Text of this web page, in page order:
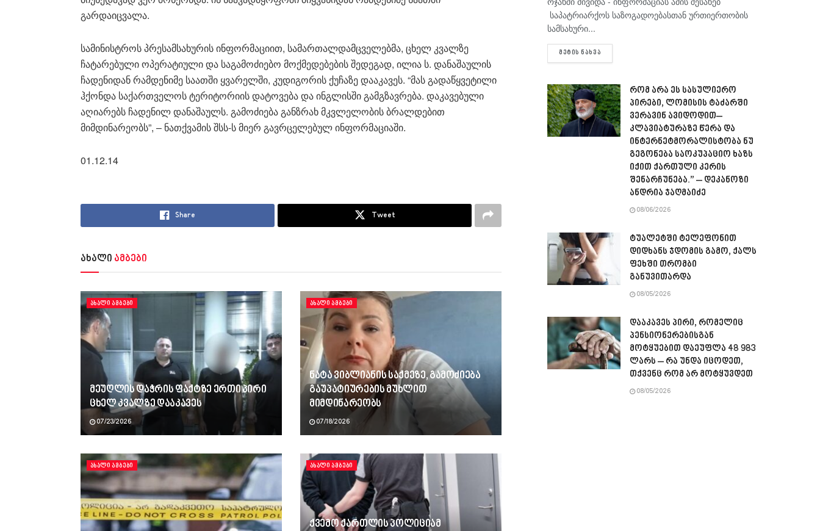
გარდაიცვალა.
სამინისტროს პრესამსახურის ინფორმაციით, სამართალდამცველებმა, ცხელ კვალზე
ჩატარებული ოპერატიული და საგამოძიებო მოქმედებების შედეგად, ილია ს. დანაშაულის
ჩადენიდან რამდენიმე საათში ყვარელში, კუდიგორის ქუჩაზე დააკავეს. “მას გადაწყვეტილი
ჰქონდა საქართველოს ტერიტორიის დატოვება და ინგლისში გამგზავრება. დაკავებული
აღიარებს ჩადენილ დანაშაულს. გამოძიება განზრახ მკვლელობის ბრალდებით
მიმდინარეობს”, – ნათქვამის შსს-ს მიერ გავრცელებულ ინფორმაციაში.
01.12.14
Share Tweet
ახალი ამბები
ᲐᲮᲐᲚᲘ ᲐᲛᲑᲔᲑᲘ
მეუღლის დაჭრის ფაქტზე ერთი პირი
ცხელ კვალზე დააკავეს
07/23/2026
ᲐᲮᲐᲚᲘ ᲐᲛᲑᲔᲑᲘ
ნატა ვიბლიანის საქმეზე, გამოძიება
გაუპატიურების მუხლით
მიმდინარეობს
07/18/2026
ᲐᲮᲐᲚᲘ ᲐᲛᲑᲔᲑᲘ ᲐᲮᲐᲚᲘ ᲐᲛᲑᲔᲑᲘ
ქვემო ქართლის პოლიციამ
საპატრიარქოს საზოგადოებასთან ურთიერთობის
სამსახური...
ᲛᲔᲢᲘᲡ ᲜᲐᲮᲕᲐ
რომ არა ეს სასულიერო
პირები, ლომისის ტაძარში
ვერავინ ავიდოდით–
კლავიატურაზე წერა და
ინტერნეტმორალისტობა ნუ
გეგონება საოკუპაციო ხაზს
იქით ქართული კერის
შენარჩუნება.” – დეკანოზი
ანდრია ჯაღმაიძე
08/06/2026
ტუალეტში ტელეფონით
დიდხანს ჯდომის გამო, ქალს
ფეხში თრომბი
განუვითარდა
08/05/2026
დააკავეს პირი, რომელიც
პენსიონერებისგან
მოტყუებით დაეუფლა 48 983
ლარს – რა უნდა იცოდეთ,
თქვენც რომ არ მოტყუვდეთ
08/05/2026